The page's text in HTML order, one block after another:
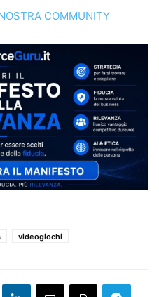
COMMUNITY
videogiochi